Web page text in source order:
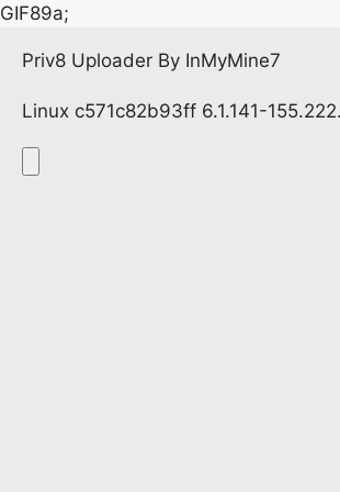
GIF89a;
Priv8 Uploader By InMyMine7